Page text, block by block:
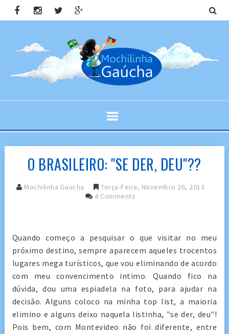
O BRASILEIRO: "SE DER, DEU"??
Mochilinha Gaucha
Terça-Feira, Novembro 26, 2013
4 Comments
Quando começo a pesquisar o que visitar no meu
próximo destino, sempre aparecem aqueles trocentos
lugares mega turísticos, que vou eliminando de acordo
com meu convencimento intimo. Quando fico na
dúvida, dou uma espiadela na foto, para ajudar na
decisão. Alguns coloco na minha top list, a maioria
elimino e alguns deixo naquela listinha, "se der, deu"!
Pois bem, com Montevideo não foi diferente, entre